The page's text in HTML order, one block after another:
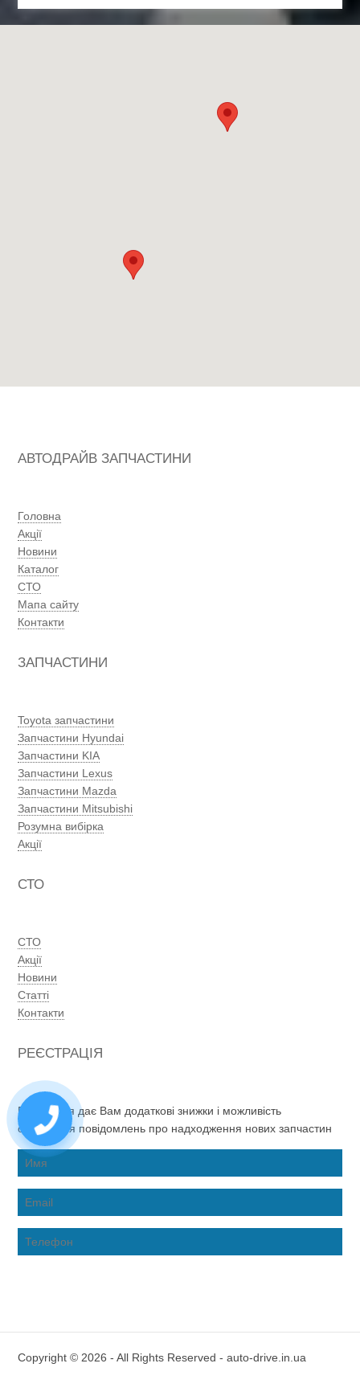
АВТОДРАЙВ ЗАПЧАСТИНИ
Головна
Акції
Новини
Каталог
СТО
Мапа сайту
Контакти
ЗАПЧАСТИНИ
Toyota запчастини
Запчастини Hyundai
Запчастини KIA
Запчастини Lexus
Запчастини Mazda
Запчастини Mitsubishi
Розумна вибірка
Акції
СТО
СТО
Акції
Новини
Статті
Контакти
РЕЄСТРАЦІЯ
Реєстрація дає Вам додаткові знижки і можливість
отримання повідомлень про надходження нових запчастин
Copyright © 2026 - All Rights Reserved - auto-drive.in.ua